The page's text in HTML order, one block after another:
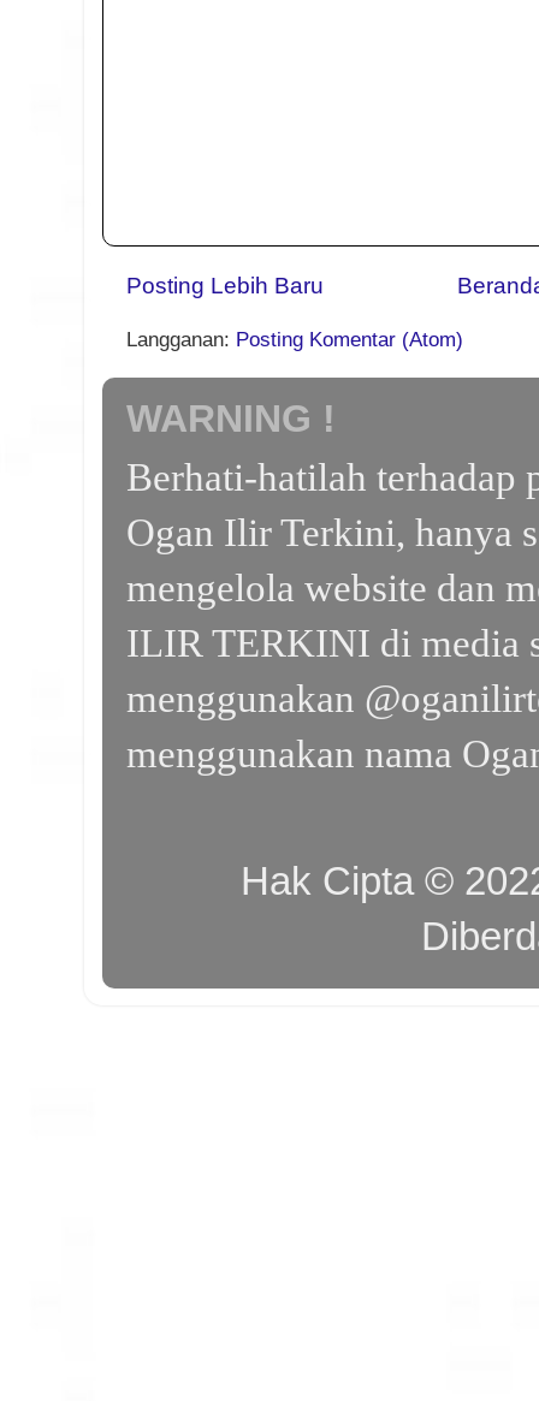
Posting Lebih Baru
Langganan: Posting Komentar (Atom)
WARNING !
Berhati-hatilah terhadap
Ogan Ilir Terkini, hanya
mengelola website dan
ILIR TERKINI di media
menggunakan
menggunakan nama
Hak Cipta ©